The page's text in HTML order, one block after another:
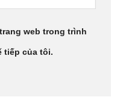
web trong trình
tiếp của tôi.